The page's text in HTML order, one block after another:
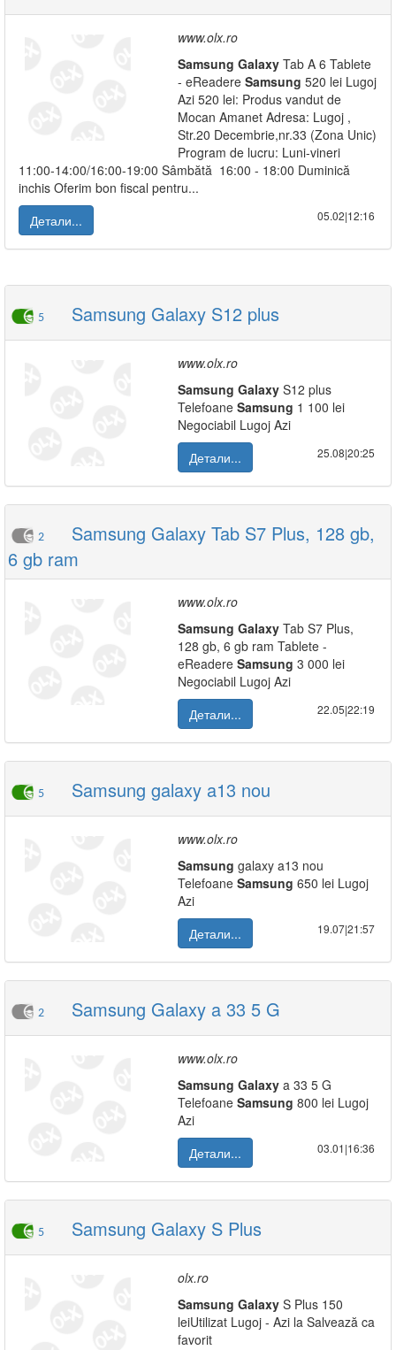
www.olx.ro
Samsung Galaxy Tab A 6 Tablete
- eReadere Samsung 520 lei Lugoj
Azi 520 lei: Produs vandut de
Mocan Amanet Adresa: Lugoj ,
Str.20 Decembrie,nr.33 (Zona Unic)
Program de lucru: Luni-vineri
11:00-14:00/16:00-19:00 Sâmbătă 16:00 - 18:00 Duminică
inchis Oferim bon fiscal pentru...
Детали...
05.02|12:16
5 Samsung Galaxy S12 plus
www.olx.ro
Samsung Galaxy S12 plus
Telefoane Samsung 1 100 lei
Negociabil Lugoj Azi
Детали...
25.08|20:25
2
Samsung Galaxy Tab S7 Plus, 128 gb,
6 gb ram
www.olx.ro
Samsung Galaxy Tab S7 Plus,
128 gb, 6 gb ram Tablete -
eReadere Samsung 3 000 lei
Negociabil Lugoj Azi
Детали...
22.05|22:19
5 Samsung galaxy a13 nou
www.olx.ro
Samsung galaxy a13 nou
Telefoane Samsung 650 lei Lugoj
Azi
Детали...
19.07|21:57
2 Samsung Galaxy a 33 5 G
www.olx.ro
Samsung Galaxy a 33 5 G
Telefoane Samsung 800 lei Lugoj
Azi
Детали...
03.01|16:36
5 Samsung Galaxy S Plus
olx.ro
Samsung Galaxy S Plus 150
leiUtilizat Lugoj - Azi la Salvează ca
favorit